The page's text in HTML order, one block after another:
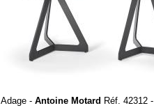
Adage - Antoine Motard Réf. 42312 -